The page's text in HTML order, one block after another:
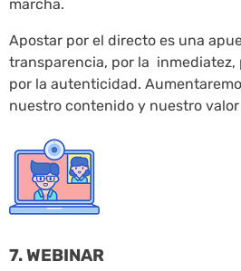
marcha.
Apostar por el directo es una
transparencia, por la inmediatez,
por la autenticidad.
nuestro contenido y nuestro
7. WEBINAR